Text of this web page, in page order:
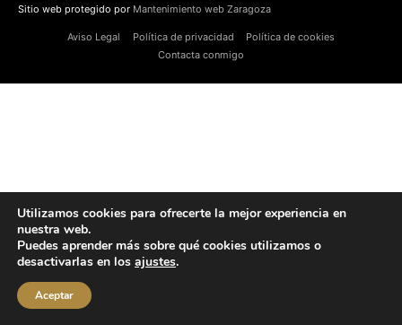
Sitio web protegido por Mantenimiento web Zaragoza
Aviso Legal Política de privacidad
Política de cookies
Contacta conmigo
Utilizamos cookies para ofrecerte la mejor experiencia en
nuestra web.
Puedes aprender más sobre qué cookies utilizamos o
desactivarlas en los ajustes.
Aceptar